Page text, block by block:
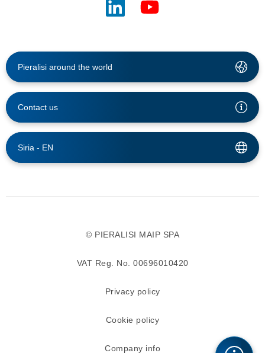
Pieralisi around the world
Contact us
Siria - EN
© PIERALISI MAIP SPA
VAT Reg. No. 00696010420
Privacy policy
Cookie policy
Company info